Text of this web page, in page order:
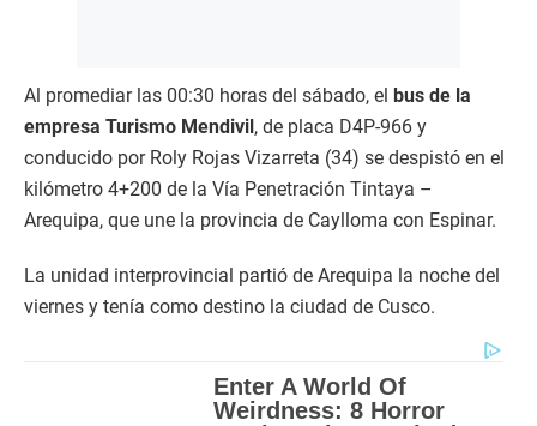
Al promediar las 00:30 horas del sábado, el bus de la
empresa Turismo Mendivil , de placa D4P-966 y
conducido por Roly Rojas Vizarreta (34) se despistó en el
kilómetro 4+200 de la Vía Penetración Tintaya –
Arequipa, que une la provincia de Caylloma con Espinar.
La unidad interprovincial partió de Arequipa la noche del
viernes y tenía como destino la ciudad de Cusco.